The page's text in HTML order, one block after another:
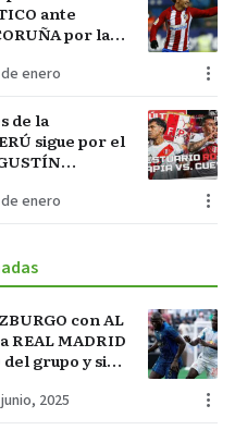
ante
por la
enero
de la
sigue por el
de
enero
con AL
REAL MADRID
del grupo y si
2025